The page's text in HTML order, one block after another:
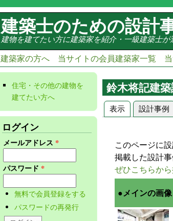
建築士のための設計
建物を建てたい方に建築家を紹介・一級建築士
建築家の方へ 当サイトの会員建築家一覧
鈴木将記建
プライマリー
表示 設計事例
このページに
掲載した設計
ぜひこちらから
●メインの画像
住宅・その他の建物を
建てたい方へ
external)
ログイン
メールアドレス *
パスワード *
無料で会員登録をする
パスワードの再発行